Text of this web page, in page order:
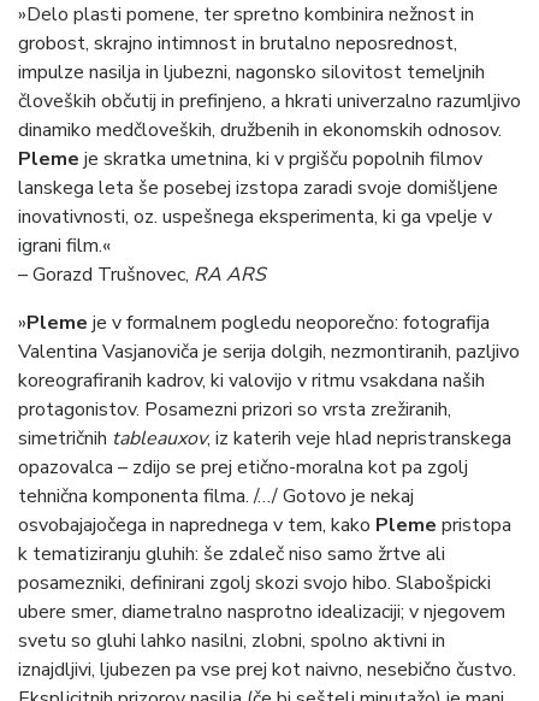
»Delo plasti pomene, ter spretno kombinira nežnost in
grobost, skrajno intimnost in brutalno neposrednost,
impulze nasilja in ljubezni, nagonsko silovitost temeljnih
človeških občutij in prefinjeno, a hkrati univerzalno razumljivo
dinamiko medčloveških, družbenih in ekonomskih odnosov.
Pleme je skratka umetnina, ki v prgišču popolnih filmov
lanskega leta še posebej izstopa zaradi svoje domišljene
inovativnosti, oz. uspešnega eksperimenta, ki ga vpelje v
igrani film.«
– Gorazd Trušnovec, RA ARS
»Pleme je v formalnem pogledu neoporečno: fotografija
Valentina Vasjanoviča je serija dolgih, nezmontiranih, pazljivo
koreografiranih kadrov, ki valovijo v ritmu vsakdana naših
protagonistov. Posamezni prizori so vrsta zrežiranih,
simetričnih tableauxov, iz katerih veje hlad nepristranskega
opazovalca – zdijo se prej etično-moralna kot pa zgolj
tehnična komponenta filma. /…/ Gotovo je nekaj
osvobajajočega in naprednega v tem, kako Pleme pristopa
k tematiziranju gluhih: še zdaleč niso samo žrtve ali
posamezniki, definirani zgolj skozi svojo hibo. Slabošpicki
ubere smer, diametralno nasprotno idealizaciji; v njegovem
svetu so gluhi lahko nasilni, zlobni, spolno aktivni in
iznajdljivi, ljubezen pa vse prej kot naivno, nesebično čustvo.